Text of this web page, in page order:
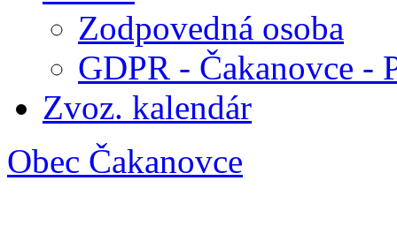
Zodpovedná osoba
GDPR - Čakanovce -
Zvoz. kalendár
Obec Čakanovce